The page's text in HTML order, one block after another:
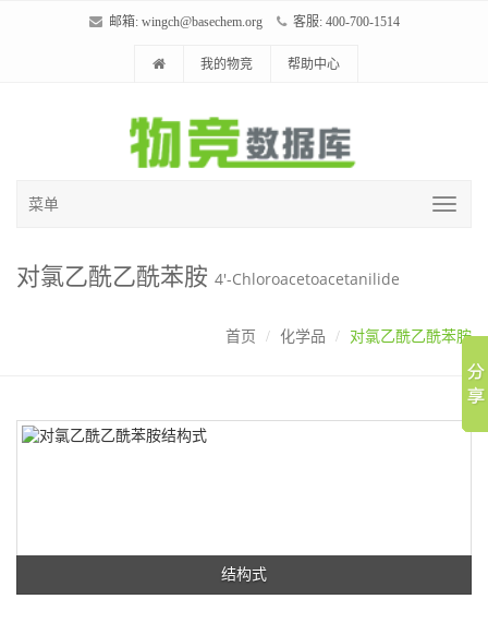
邮箱: wingch@basechem.org 客服: 400-700-1514
我的物竞 帮助中心
菜单
对氯乙酰乙酰苯胺 4'-Chloroacetoacetanilide
首页 化学品 对氯乙酰乙酰苯胺
结构式